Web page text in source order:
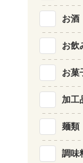
お酒
お飲
お菓
加工
麺類
調味